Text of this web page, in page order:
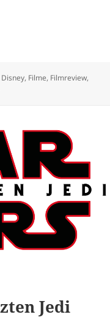
Schlagwörter
Disney, Filme, Filmreview,
Jedi